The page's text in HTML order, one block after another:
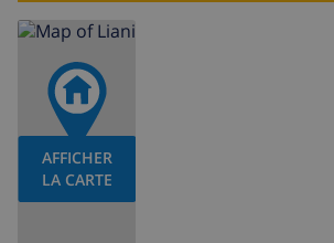
AFFICHER
LA CARTE